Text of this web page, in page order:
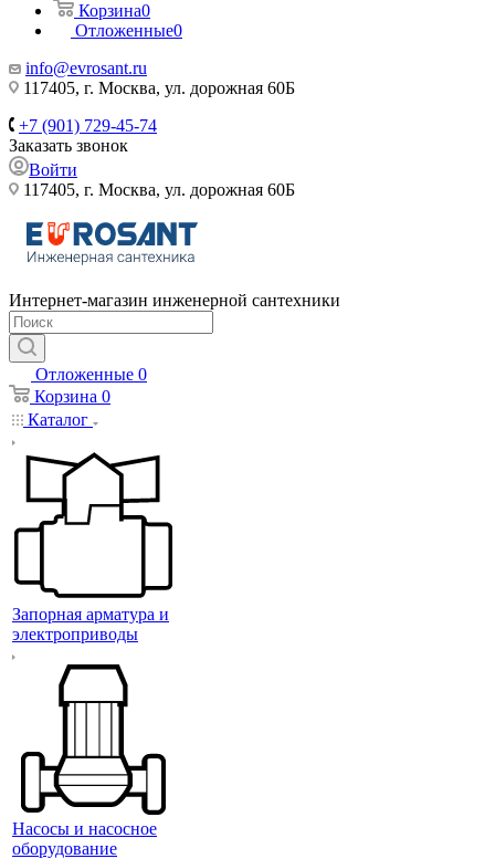
Корзина0
Отложенные0
info@evrosant.ru
117405, г. Москва, ул. дорожная 60Б
+7 (901) 729-45-74
Заказать звонок
Войти
117405, г. Москва, ул. дорожная 60Б
Интернет-магазин инженерной сантехники
Отложенные 0
Корзина 0
Каталог
Запорная арматура и
электроприводы
Насосы и насосное
оборудование